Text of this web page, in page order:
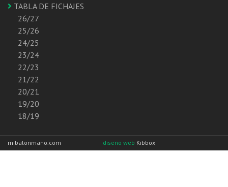
TABLA DE FICHAJES
26/27
25/26
24/25
23/24
22/23
21/22
20/21
19/20
18/19
mibalonmano.com diseño web Kibbox